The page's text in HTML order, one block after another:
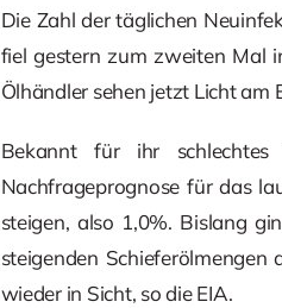
Die Zahl der täglichen
fiel gestern zum zweiten Mal
Ölhändler sehen jetzt Licht am
Bekannt für ihr schlechtes
Nachfrageprognose für das
steigen, also 1,0%. Bislang
steigenden
wieder in Sicht, so die EIA.